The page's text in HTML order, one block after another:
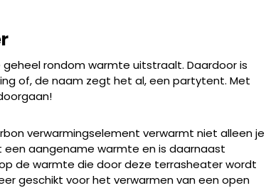
rondom warmte uitstraalt. Daardoor is
of, de naam zegt het al, een partytent. Met
verwarmingselement verwarmt niet alleen je
aangename warmte en is daarnaast
de warmte die door deze terrasheater wordt
geschikt voor het verwarmen van een open